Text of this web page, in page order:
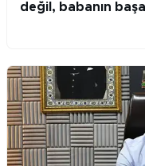
değil, babanın